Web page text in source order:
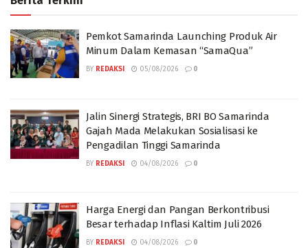
Pemkot Samarinda Launching Produk Air
Minum Dalam Kemasan “SamaQua”
BY REDAKSI 05/08/2026 0
Jalin Sinergi Strategis, BRI BO Samarinda
Gajah Mada Melakukan Sosialisasi ke
Pengadilan Tinggi Samarinda
BY REDAKSI 04/08/2026 0
Harga Energi dan Pangan Berkontribusi
Besar terhadap Inflasi Kaltim Juli 2026
BY REDAKSI 04/08/2026 0